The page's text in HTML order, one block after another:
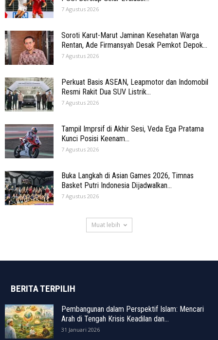
7 Agustus 2026
Soroti Karut-Marut Jaminan Kesehatan Warga
Rentan, Ade Firmansyah Desak Pemkot Depok...
7 Agustus 2026
Perkuat Basis ASEAN, Leapmotor dan Indomobil
Resmi Rakit Dua SUV Listrik...
7 Agustus 2026
Tampil Imprsif di Akhir Sesi, Veda Ega Pratama
Kunci Posisi Keenam...
7 Agustus 2026
Buka Langkah di Asian Games 2026, Timnas
Basket Putri Indonesia Dijadwalkan...
7 Agustus 2026
Muat lebih
BERITA TERPILIH
Pembangunan dalam Perspektif Islam: Mencari
Arah di Tengah Krisis Keadilan dan...
31 Januari 2026